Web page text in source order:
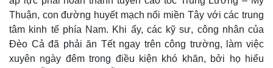
Thuận, con đường huyết mạch nối miền Tây với các trung
tâm kinh tế phía Nam. Khi ấy, các kỹ sư, công nhân của
Đèo Cả đã phải ăn Tết ngay trên công trường, làm việc
xuyên ngày đêm trong điều kiện khó khăn, bởi họ hiểu